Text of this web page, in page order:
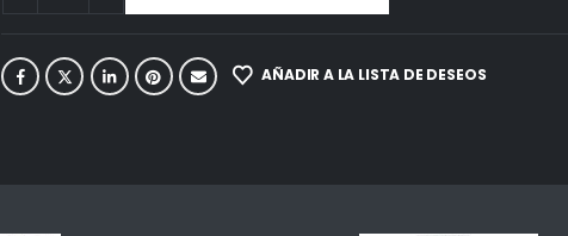
AÑADIR A LA LISTA DE DESEOS